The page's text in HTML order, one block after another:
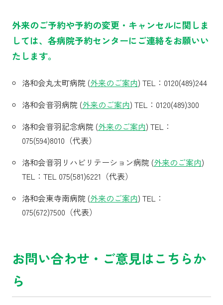
外来のご予約や予約の変更・キャンセルに関しま
しては、各病院予約センターにご連絡をお願いい
たします。
洛和会丸太町病院 (外来のご案内) TEL：0120(489)244
洛和会音羽病院 (外来のご案内) TEL：0120(489)300
洛和会音羽記念病院 (外来のご案内) TEL：
075(594)8010（代表）
洛和会音羽リハビリテーション病院 (外来のご案内)
TEL：TEL 075(581)6221（代表）
洛和会東寺南病院 (外来のご案内) TEL：
075(672)7500（代表）
お問い合わせ・ご意見はこちらか
ら